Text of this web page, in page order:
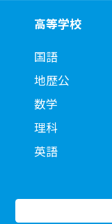
高等学校
国語
地歴公
数学
理科
英語